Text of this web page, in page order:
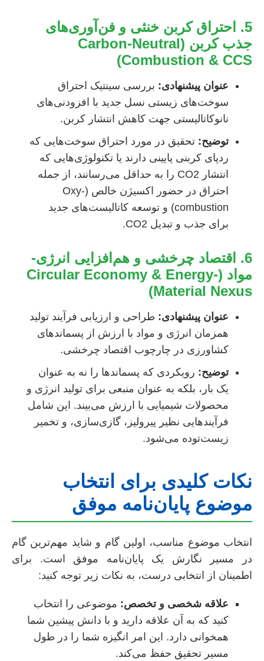
5. احتراق کربن خنثی و فن‌آوری‌های
جذب کربن (Carbon-Neutral
Combustion & CCS)
عنوان پیشنهادی: بررسی سینتیک احتراق
سوخت‌های زیستی نسل جدید با افزودنی‌های
نانوکاتالیستی جهت کاهش انتشار کربن.
توضیح: تحقیق در مورد احتراق سوخت‌هایی که
ردپای کربنی پایینی دارند یا تکنولوژی‌هایی که
انتشار CO2 را به حداقل می‌رسانند، از جمله
احتراق در حضور اکسیژن خالص (Oxy-
combustion) و توسعه کاتالیست‌های جدید
برای جذب و تبدیل CO2.
6. اقتصاد چرخشی و هم‌افزایی انرژی-
مواد (Circular Economy & Energy-
Material Nexus)
عنوان پیشنهادی: طراحی و ارزیابی فرآیند تولید
همزمان انرژی و مواد با ارزش از پسماندهای
کشاورزی در چارچوب اقتصاد چرخشی.
توضیح: رویکردی که پسماندها را نه به عنوان
یک بار، بلکه به عنوان منبعی برای تولید انرژی و
محصولات شیمیایی با ارزش می‌بیند. این شامل
فرآیندهایی نظیر پیرولیز، گازی‌سازی، و تخمیر
زیست‌توده می‌شود.
نکات کلیدی برای انتخاب
موضوع پایان‌نامه موفق
انتخاب موضوع مناسب، اولین گام و شاید مهم‌ترین گام
در مسیر نگارش یک پایان‌نامه موفق است. برای
اطمینان از انتخابی درست، به نکات زیر توجه کنید:
علاقه شخصی و تخصص: موضوعی را انتخاب
کنید که به آن علاقه دارید و با دانش پیشین شما
همخوانی دارد. این امر انگیزه شما را در طول
مسیر تحقیق حفظ می‌کند.